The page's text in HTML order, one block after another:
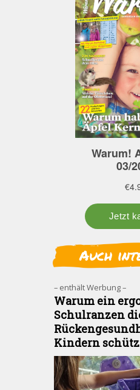
Auch
– enthält Werbung –
Warum ein
Schulranzen
Kindern